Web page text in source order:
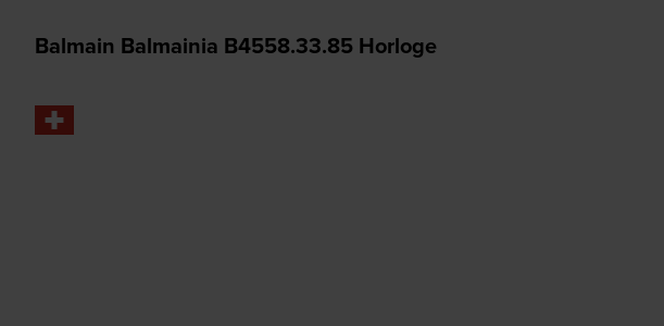
Balmain Balmainia B4558.33.85 Horloge